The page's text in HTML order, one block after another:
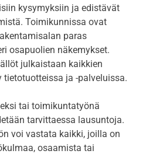
kysymyksiin ja edistävät
Toimikunnissa ovat
paras
osapuolien näkemykset.
julkaistaan kaikkien
tietotuotteissa ja -palveluissa.
tai toimikuntatyönä
tarvittaessa lausuntoja.
voi vastata kaikki, joilla on
osaamista tai